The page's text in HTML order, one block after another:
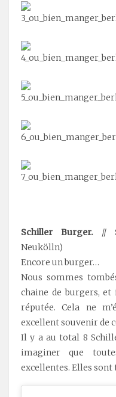
Schiller Burger. //
Neukölln)
Encore un burger…
Nous sommes
chaine de burgers, et
réputée. Cela ne
excellent souvenir de
Il y a au total 8
imaginer que
excellentes. Elles sont